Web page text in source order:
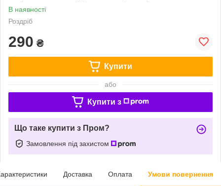
В наявності
Роздріб
290 ₴
Купити
або
Купити з
Що таке купити з Пром?
Замовлення під захистом
Доставка Оплата Умови повернення